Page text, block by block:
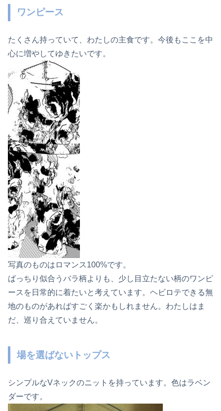
ワンピース
たくさん持っていて、わたしの主食です。今後もここを中
心に増やしてゆきたいです。
写真のものはロマンス100%です。
ばっちり似合うバラ柄よりも、少し目立たない柄のワンピ
ースを日常的に着たいと考えています。ヘビロテできる無
地のものがあればすごく楽かもしれません。わたしはま
だ、巡り合えていません。
場を選ばないトップス
シンプルなVネックのニットを持っています。色はラベン
ダーです。